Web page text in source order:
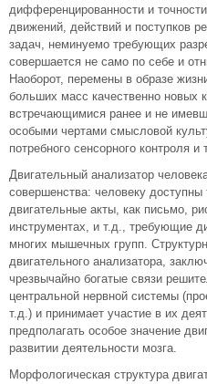
дифференцированности и
движений, действий и поступков
задач, неминуемо требующих
совершается не само по себе и
Наоборот, перемены в образе
больших масс качественно новых
встречающимися ранее и не
особыми чертами смысловой
потребного сенсорного контроля и
Двигательный анализатор
совершенства: человеку доступны
двигательные акты, как письмо,
инструментах, и т.д., требующие
многих мышечных групп.
двигательного анализатора,
чрезвычайно богатые связи
центральной нервной системы
т.д.) и принимает участие в их
предполагать особое значение
развитии деятельности мозга.
Морфологическая структура